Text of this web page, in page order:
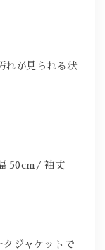
れが見られる状
50cm/ 袖丈
ジャケットで